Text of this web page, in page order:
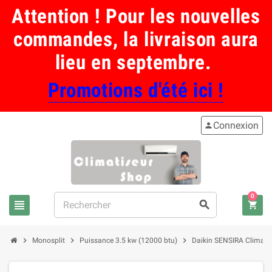
Attention ! Pour les nouvelles
commandes, la livraison aura
lieu en septembre.
Promotions d'été ici !
view_headline search
person Connexion
shopping_cart
0
chevron_right Monosplit chevron_right Puissance 3.5 kw (12000 btu) chevron_right Daikin SENSIRA